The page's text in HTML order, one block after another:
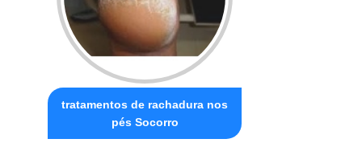
tratamentos de rachadura nos
pés Socorro